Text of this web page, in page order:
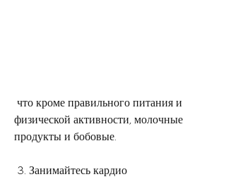
физической активности, молочные
продукты и бобовые.
3. Занимайтесь кардио